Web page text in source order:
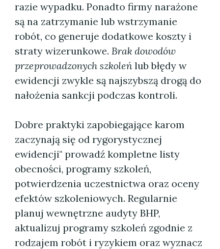
razie wypadku. Ponadto firmy narażone
są na zatrzymanie lub wstrzymanie
robót, co generuje dodatkowe koszty i
straty wizerunkowe. Brak dowodów
przeprowadzonych szkoleń lub błędy w
ewidencji zwykle są najszybszą drogą do
nałożenia sankcji podczas kontroli.
Dobre praktyki zapobiegające karom
zaczynają się od rygorystycznej
ewidencji" prowadź kompletne listy
obecności, programy szkoleń,
potwierdzenia uczestnictwa oraz oceny
efektów szkoleniowych. Regularnie
planuj wewnętrzne audyty BHP,
aktualizuj programy szkoleń zgodnie z
rodzajem robót i ryzykiem oraz wyznacz